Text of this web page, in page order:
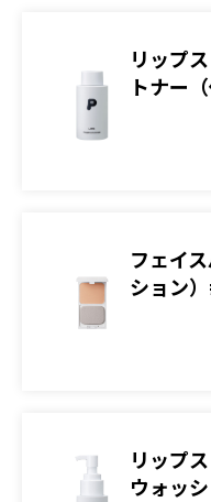
リップ
トナー
フェイ
ション
リップ
ウォッ